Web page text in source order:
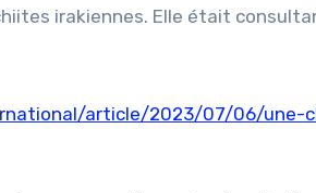
irakiennes. Elle était
article/2023/07/06/une-